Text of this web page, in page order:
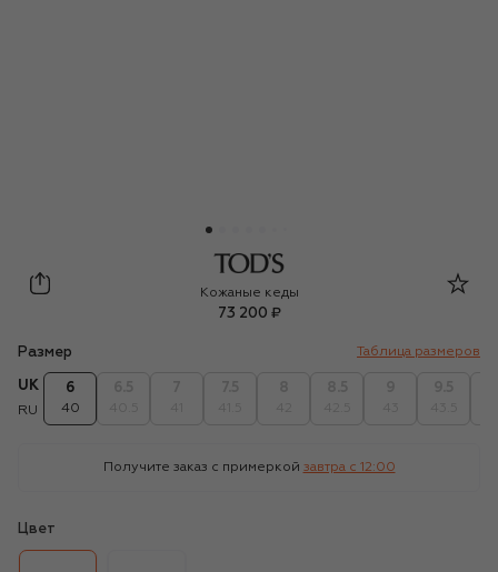
Tod’s
Кожаные кеды
73 200 ₽
Размер Таблица размеров
UK
RU
6
40
Получите заказ с примеркой завтра c 12:00
Цвет